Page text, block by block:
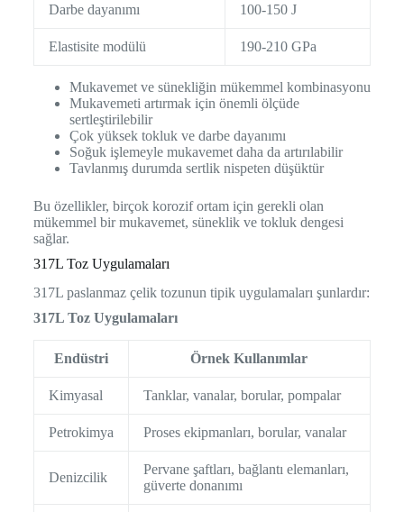
Darbe dayanımı 100-150 J
Elastisite modülü 190-210 GPa
Mukavemet ve sünekliğin mükemmel kombinasyonu
Mukavemeti artırmak için önemli ölçüde
sertleştirilebilir
Çok yüksek tokluk ve darbe dayanımı
Soğuk işlemeyle mukavemet daha da artırılabilir
Tavlanmış durumda sertlik nispeten düşüktür
Bu özellikler, birçok korozif ortam için gerekli olan
mükemmel bir mukavemet, süneklik ve tokluk dengesi
sağlar.
317L Toz Uygulamaları
317L paslanmaz çelik tozunun tipik uygulamaları şunlardır:
317L Toz Uygulamaları
Endüstri Örnek Kullanımlar
Kimyasal Tanklar, vanalar, borular, pompalar
Petrokimya Proses ekipmanları, borular, vanalar
Denizcilik
Pervane şaftları, bağlantı elemanları,
güverte donanımı